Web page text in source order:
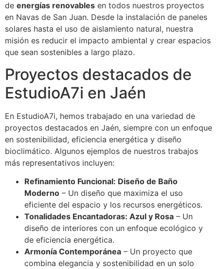
de energías renovables en todos nuestros proyectos
en Navas de San Juan. Desde la instalación de paneles
solares hasta el uso de aislamiento natural, nuestra
misión es reducir el impacto ambiental y crear espacios
que sean sostenibles a largo plazo.
Proyectos destacados de
EstudioA7i en Jaén
En EstudioA7i, hemos trabajado en una variedad de
proyectos destacados en Jaén, siempre con un enfoque
en sostenibilidad, eficiencia energética y diseño
bioclimático. Algunos ejemplos de nuestros trabajos
más representativos incluyen:
Refinamiento Funcional: Diseño de Baño
Moderno – Un diseño que maximiza el uso
eficiente del espacio y los recursos energéticos.
Tonalidades Encantadoras: Azul y Rosa – Un
diseño de interiores con un enfoque ecológico y
de eficiencia energética.
Armonía Contemporánea – Un proyecto que
combina elegancia y sostenibilidad en un solo